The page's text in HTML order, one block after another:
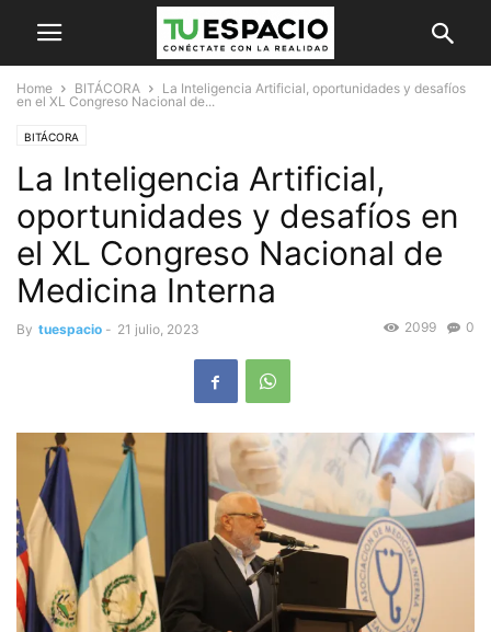
Home BITÁCORA
La Inteligencia Artificial, oportunidades y desafíos
en el XL Congreso Nacional de...
BITÁCORA
La Inteligencia Artificial,
oportunidades y desafíos en
el XL Congreso Nacional de
Medicina Interna
By tuespacio - 21 julio, 2023 0
2099